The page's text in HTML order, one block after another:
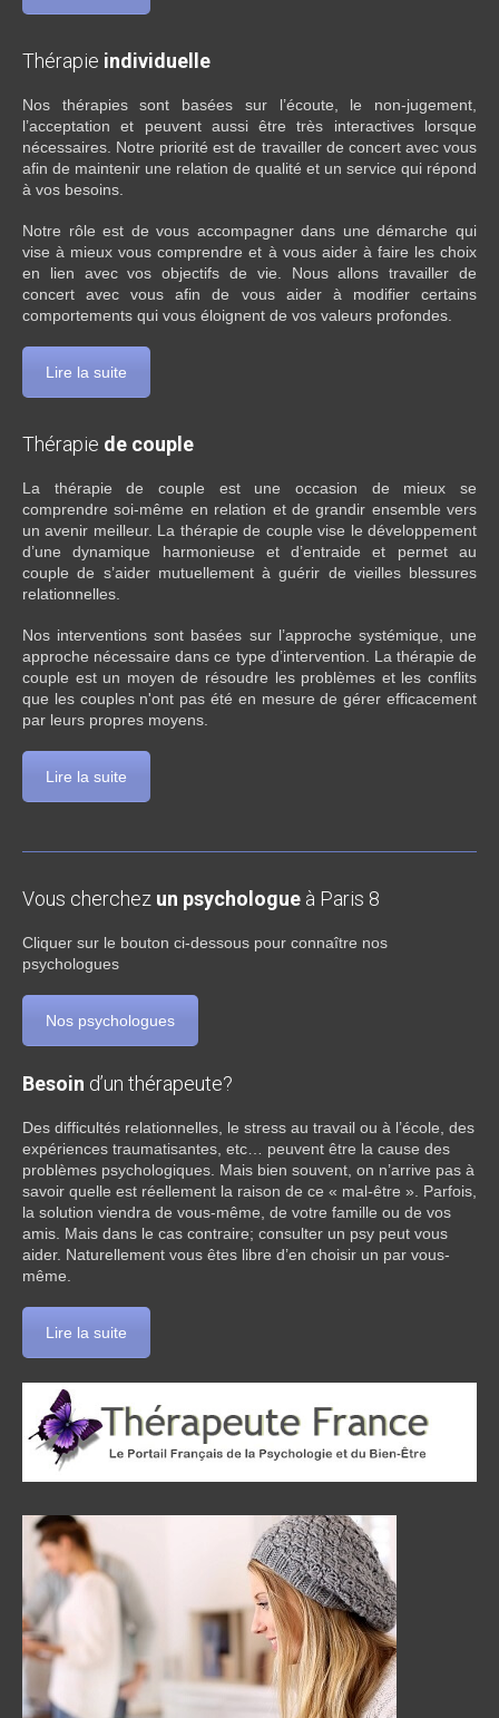
Thérapie individuelle
Nos thérapies sont basées sur l’écoute, le non-jugement,
l’acceptation et peuvent aussi être très interactives lorsque
nécessaires. Notre priorité est de travailler de concert avec vous
afin de maintenir une relation de qualité et un service qui répond
à vos besoins.
Notre rôle est de vous accompagner dans une démarche qui
vise à mieux vous comprendre et à vous aider à faire les choix
en lien avec vos objectifs de vie. Nous allons travailler de
concert avec vous afin de vous aider à modifier certains
comportements qui vous éloignent de vos valeurs profondes.
Lire la suite
Thérapie de couple
La thérapie de couple est une occasion de mieux se
comprendre soi-même en relation et de grandir ensemble vers
un avenir meilleur. La thérapie de couple vise le développement
d’une dynamique harmonieuse et d’entraide et permet au
couple de s’aider mutuellement à guérir de vieilles blessures
relationnelles.
Nos interventions sont basées sur l’approche systémique, une
approche nécessaire dans ce type d’intervention. La thérapie de
couple est un moyen de résoudre les problèmes et les conflits
que les couples n'ont pas été en mesure de gérer efficacement
par leurs propres moyens.
Lire la suite
Vous cherchez un psychologue à Paris 8
Cliquer sur le bouton ci-dessous pour connaître nos
psychologues
Nos psychologues
Besoin d’un thérapeute?
Des difficultés relationnelles, le stress au travail ou à l’école, des
expériences traumatisantes, etc… peuvent être la cause des
problèmes psychologiques. Mais bien souvent, on n’arrive pas à
savoir quelle est réellement la raison de ce « mal-être ». Parfois,
la solution viendra de vous-même, de votre famille ou de vos
amis. Mais dans le cas contraire; consulter un psy peut vous
aider. Naturellement vous êtes libre d’en choisir un par vous-
même.
Lire la suite